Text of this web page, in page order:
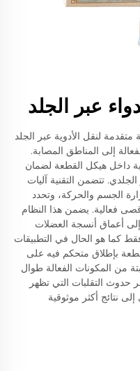
عبر الجلد
لنقل الأدوية عبر الجلد
إلى المناطق المصابة.
داخل هيكل القطعة لضمان
تتضمن التقنية آليات
الجسم والحركة، وتحدد
فعالية. يضمن هذا النظام
إلى أعماق أنسجة العضلات
كما هو الحال في التطبيقات
بإطلاق متحكم فيه على
من المكونات الفعالة طوال
حدوث التقلبات التي تظهر
نتائج أكثر موثوقية